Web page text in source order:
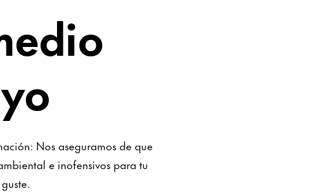
Nos aseguramos de que
e inofensivos para tu